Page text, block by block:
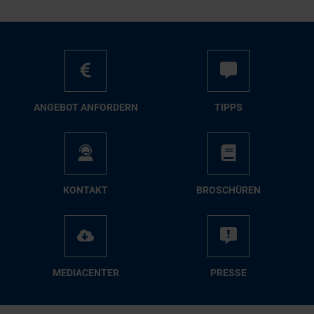
AN­GE­BOT AN­FOR­DERN TIPPS
KON­TAKT BRO­SCHÜ­REN
ME­DIA­CEN­TER PRES­SE